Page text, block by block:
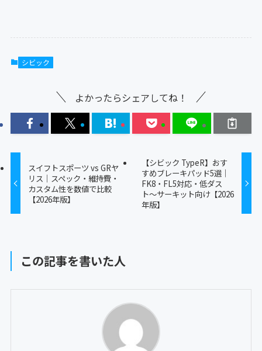
シビック
よかったらシェアしてね！
スイフトスポーツ vs GRヤ
リス｜スペック・維持費・
カスタム性を数値で比較
【2026年版】
【シビック TypeR】おす
すめブレーキパッド5選｜
FK8・FL5対応・低ダス
ト〜サーキット向け【2026
年版】
この記事を書いた人